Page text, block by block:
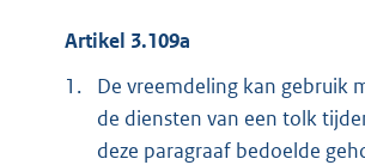
Artikel 3.109a
1.
De vreemdeling kan gebruik
de diensten van een tolk
deze paragraaf bedoelde